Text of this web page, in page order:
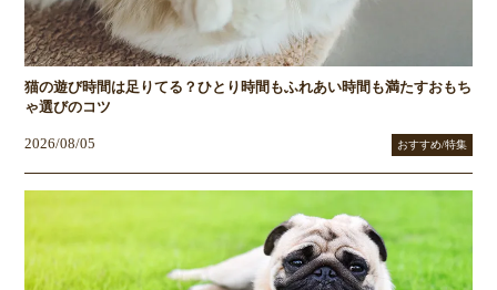
猫の遊び時間は足りてる？ひとり時間もふれあい時間も満たすおもち
ゃ選びのコツ
2026/08/05 おすすめ/特集